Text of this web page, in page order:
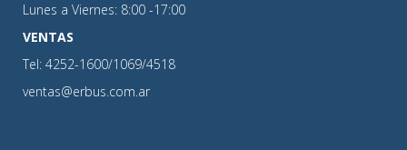
Lunes a Viernes: 8:00 -17:00
VENTAS
Tel: 4252-1600/1069/4518
ventas@erbus.com.ar